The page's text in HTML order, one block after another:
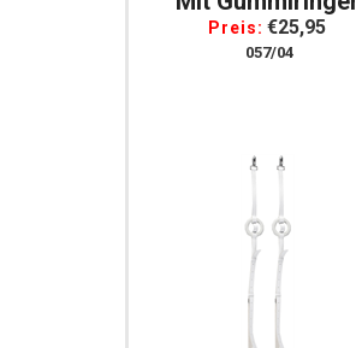
Warmblut
Silberfarbenen
Preis: €25,95
057/04